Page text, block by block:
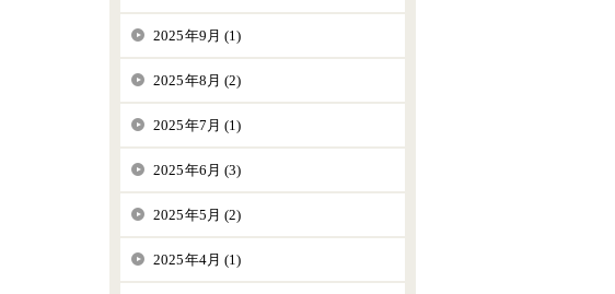
2025年9月 (1)
2025年8月 (2)
2025年7月 (1)
2025年6月 (3)
2025年5月 (2)
2025年4月 (1)